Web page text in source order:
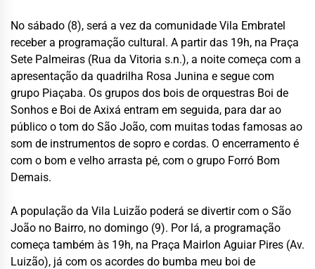
No sábado (8), será a vez da comunidade Vila Embratel
receber a programação cultural. A partir das 19h, na Praça
Sete Palmeiras (Rua da Vitoria s.n.), a noite começa com a
apresentação da quadrilha Rosa Junina e segue com
grupo Piaçaba. Os grupos dos bois de orquestras Boi de
Sonhos e Boi de Axixá entram em seguida, para dar ao
público o tom do São João, com muitas todas famosas ao
som de instrumentos de sopro e cordas. O encerramento é
com o bom e velho arrasta pé, com o grupo Forró Bom
Demais.
A população da Vila Luizão poderá se divertir com o São
João no Bairro, no domingo (9). Por lá, a programação
começa também às 19h, na Praça Mairlon Aguiar Pires (Av.
Luizão), já com os acordes do bumba meu boi de